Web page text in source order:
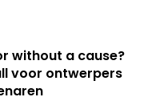
without a cause?
voor ontwerpers